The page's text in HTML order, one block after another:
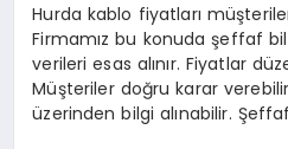
Hurda kablo fiyatları
Firmamız bu konuda şeffaf
verileri esas alınır. Fiyatlar
Müşteriler doğru karar
üzerinden bilgi alınabilir.